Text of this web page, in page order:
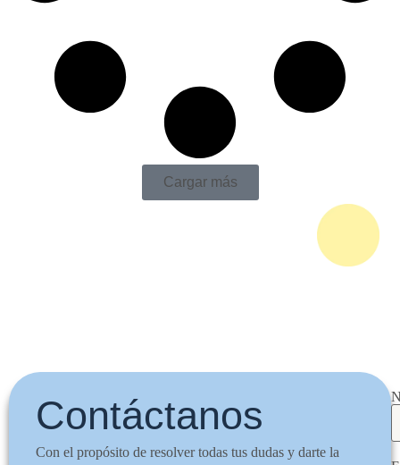
Cargar más
Contáctanos
Con el propósito de resolver todas tus dudas y darte la